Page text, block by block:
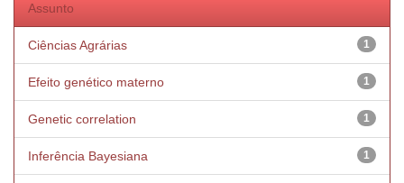
Assunto
1
Ciências Agrárias
1
Efeito genético materno
1
Genetic correlation
1
Inferência Bayesiana